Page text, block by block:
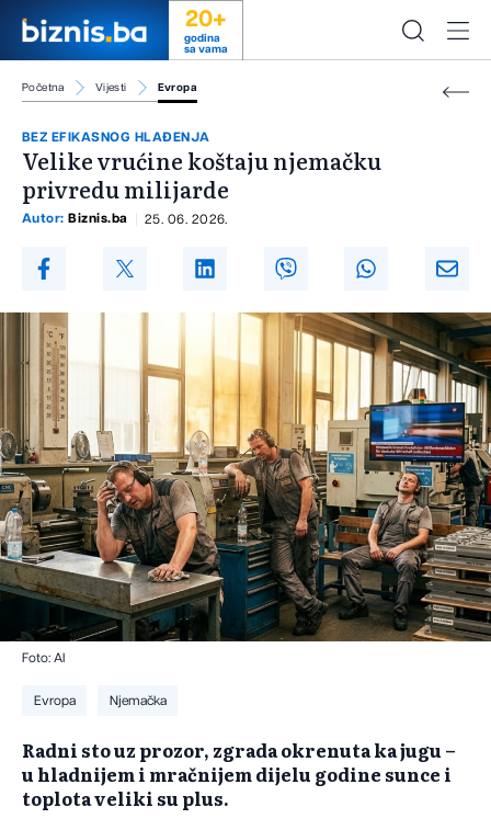
20+
godina
sa vama
Početna Vijesti Evropa
BEZ EFIKASNOG HLAĐENJA
Velike vrućine koštaju njemačku
privredu milijarde
Autor: Biznis.ba 25. 06. 2026.
Foto: AI
Evropa Njemačka
Radni sto uz prozor, zgrada okrenuta ka jugu –
u hladnijem i mračnijem dijelu godine sunce i
toplota veliki su plus.